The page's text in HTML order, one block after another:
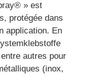
» est
protégée dans
application. En
autres pour
(inox,